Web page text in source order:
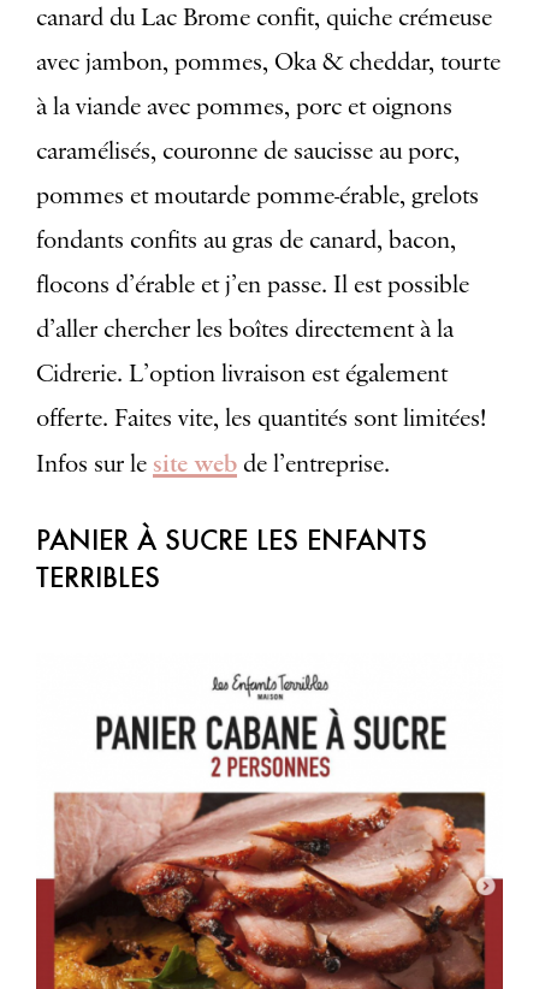
canard du Lac Brome confit, quiche crémeuse
avec jambon, pommes, Oka & cheddar, tourte
à la viande avec pommes, porc et oignons
caramélisés, couronne de saucisse au porc,
pommes et moutarde pomme-érable, grelots
fondants confits au gras de canard, bacon,
flocons d’érable et j’en passe. Il est possible
d’aller chercher les boîtes directement à la
Cidrerie. L’option livraison est également
offerte. Faites vite, les quantités sont limitées!
Infos sur le site webde l’entreprise.
PANIER À SUCRE LES ENFANTS
TERRIBLES